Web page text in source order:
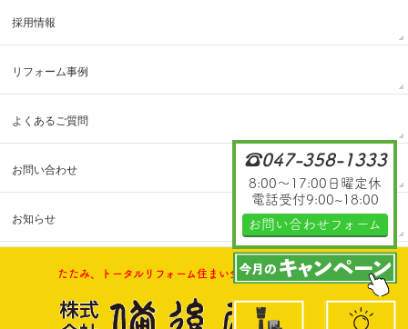
採用情報
リフォーム事例
よくあるご質問
お問い合わせ
お知らせ
たたみ、トータルリフォーム住まい全般のご相談承ります
☎047-358-1333
8:00～17:00日曜定休
電話受付9:00~18:00
お問い合わせフォーム